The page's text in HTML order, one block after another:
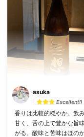
asuka
Excellent!!
香りは比較的穏やか。飲
甘く、舌の上で豊かな旨
がる。酸味と苦味はほの